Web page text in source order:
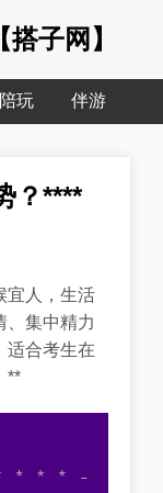
子网】
陪玩 伴游
？****
宜人，生活
、集中精力
适合考生在
**